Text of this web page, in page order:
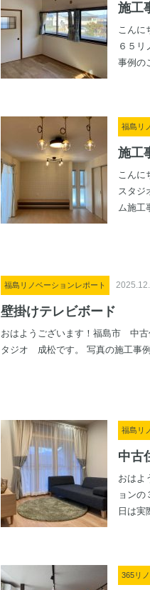
施工
こんに
６５リ
事例の
福島リ
施工
こんに
スタジ
ム施工
福島リノベーションレポート
壁掛けテレビボード
おはようございます！福島市 中古
タジオ 成松です。 写真の施工事
福島リ
中古
おはよ
ョン
日は実
365リ